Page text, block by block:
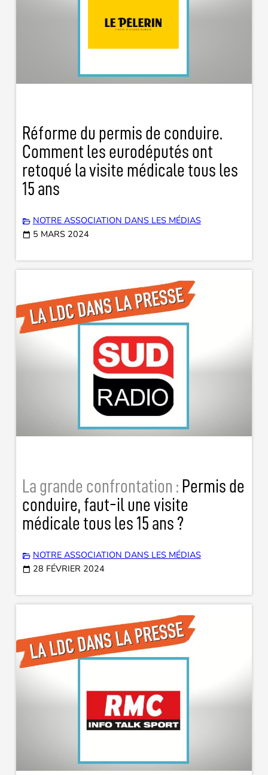
Réforme du permis de conduire.
Comment les eurodéputés ont
retoqué la visite médicale tous les
15 ans
NOTRE ASSOCIATION DANS LES MÉDIAS
5 MARS 2024
La grande confrontation : Permis de
conduire, faut-il une visite
médicale tous les 15 ans ?
NOTRE ASSOCIATION DANS LES MÉDIAS
28 FÉVRIER 2024